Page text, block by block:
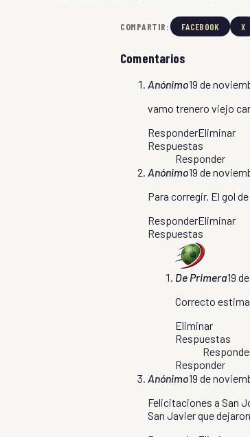
COMPARTIR: FACEBOOK X
Comentarios
Anónimo19 de
vamo trenero viejo
ResponderEliminar
Respuestas
Responder
Anónimo19 de
Para corregir. El gol
ResponderEliminar
Respuestas
De Primera19
Correcto
Eliminar
Respuestas
Responder
Anónimo19 de
Felicitaciones a San
San Javier que